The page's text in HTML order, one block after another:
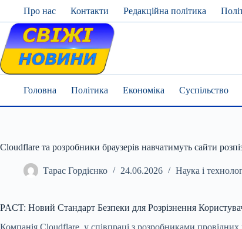
content
Про нас Контакти Редакційна політика
Головна Політика Економіка Суспільство
Cloudflare та розробники браузерів навчатимуть сайти
Тарас Гордієнко 24.06.2026 Наука і
PACT: Новий Стандарт Безпеки для Розрізнення
Компанія Cloudflare, у співпраці з розробниками